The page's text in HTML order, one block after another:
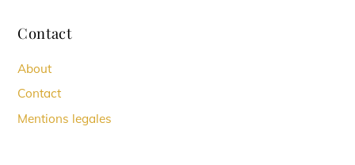
Contact
About
Contact
Mentions legales